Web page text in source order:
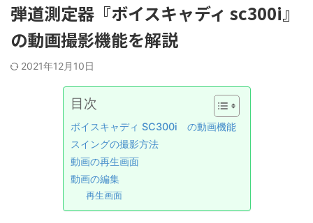
弾道測定器『ボイスキャディ sc300i』
の動画撮影機能を解説
2021年12月10日
目次
ボイスキャディ SC300i の動画機能
スイングの撮影方法
動画の再生画面
動画の編集
再生画面